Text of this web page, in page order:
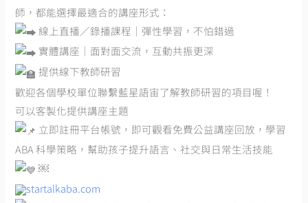
師，都能選擇最適合的講座形式：
線上直播／錄播課程｜彈性學習，不怕錯過
實體講座｜面對面交流，互動共振更深
提供線下教師研習
歡迎各個學校單位聯繫藍星語宙了解教師研習的項目喔！
可以客製化提供講座主題
立即註冊平台帳號，即可觀看免費公益講座回放，學習
ABA 科學策略，幫助孩子提升語言、社交與日常生活技能
￼
startalkaba.com